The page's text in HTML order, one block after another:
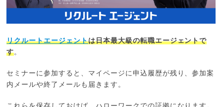
リクルートエージェントは日本最大級の転職エージェントで
す。
セミナーに参加すると、マイページに申込履歴が残り、参加案
内メールや終了メールも届きます。